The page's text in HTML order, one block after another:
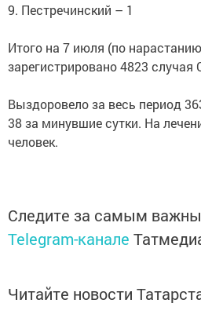
9. Пестречинский – 1
Итого на 7 июля (по
зарегистрировано 4823 случая
Выздоровело за весь период
38 за минувшие сутки. На
человек.
Следите за самым
Telegram-канале
Читайте новости